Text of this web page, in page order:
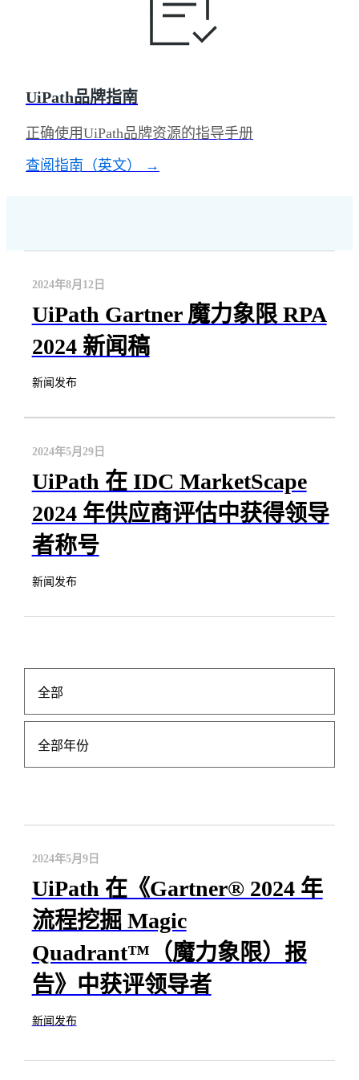
UiPath品牌指南
正确使用UiPath品牌资源的指导手册
查阅指南（英文） →
2024年8月12日
UiPath Gartner 魔力象限 RPA
2024 新闻稿
新闻发布
2024年5月29日
UiPath 在 IDC MarketScape
2024 年供应商评估中获得领导
者称号
新闻发布
2024年5月9日
UiPath 在《Gartner® 2024 年
流程挖掘 Magic
Quadrant™（魔力象限）报
告》中获评领导者
新闻发布
全部
全部年份